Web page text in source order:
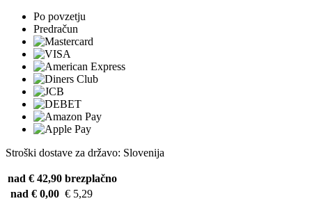
Po povzetju
Predračun
Stroški dostave za državo: Slovenija
nad € 42,90 brezplačno
nad € 0,00 € 5,29